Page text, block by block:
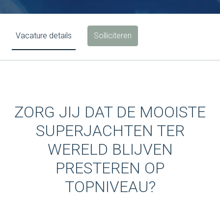
Vacature details Solliciteren
ZORG JIJ DAT DE MOOISTE
SUPERJACHTEN TER
WERELD BLIJVEN
PRESTEREN OP
TOPNIVEAU?